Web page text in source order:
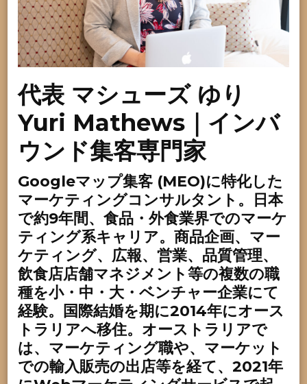
代表 マシューズ ゆり
Yuri Mathews ｜インバ
ウンド集客専門家
Googleマップ集客 (MEO)に特化した
マーケティングコンサルタント。日本
で約9年間、食品・外食業界でのマーケ
ティング系キャリア。商品企画、マー
ケティング、広報、営業、品質管理、
飲食店店舗マネジメント等の複数の職
種を小・中・大・ベンチャー企業にて
経験。国際結婚を期に2014年にオース
トラリアへ移住。オーストラリアで
は、マーケティング職や、マーケット
での輸入販売の出店等を経て、2021年